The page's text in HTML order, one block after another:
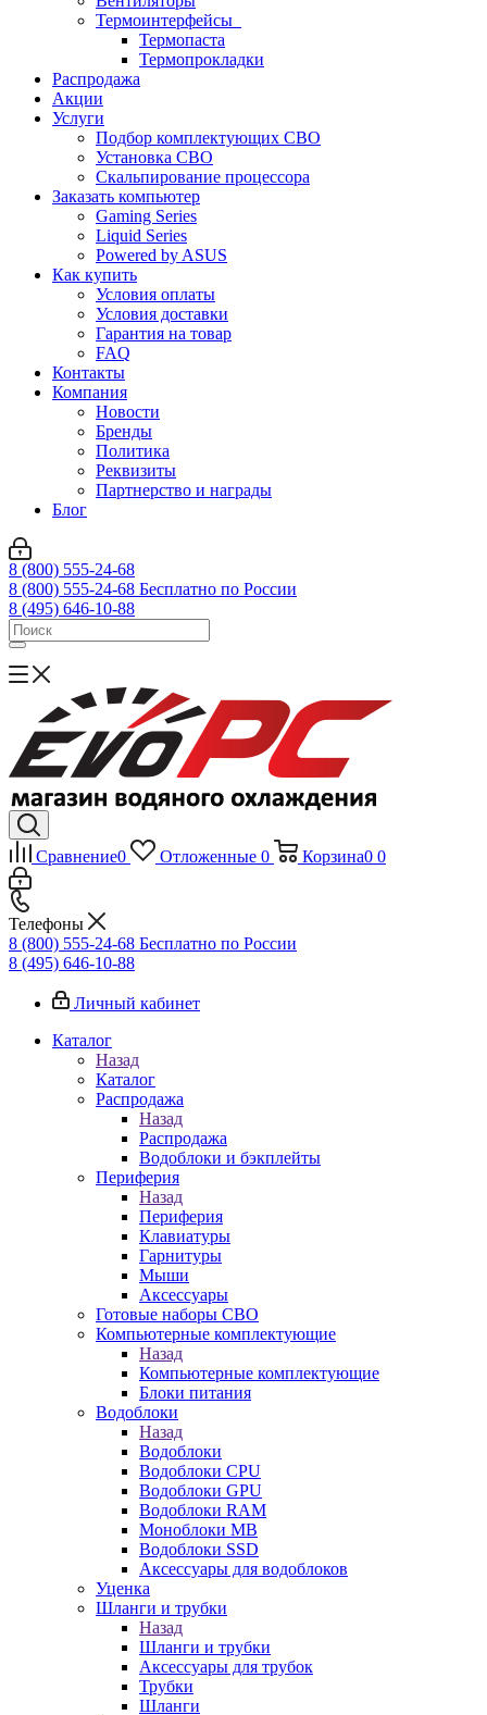
Термоинтерфейсы
Термопаста
Термопрокладки
Распродажа
Акции
Услуги
Подбор комплектующих СВО
Установка СВО
Скальпирование процессора
Заказать компьютер
Gaming Series
Liquid Series
Powered by ASUS
Как купить
Условия оплаты
Условия доставки
Гарантия на товар
FAQ
Контакты
Компания
Новости
Бренды
Политика
Реквизиты
Партнерство и награды
Блог
8 (800) 555-24-68
8 (800) 555-24-68 Бесплатно по России
8 (495) 646-10-88
Сравнение0 Отложенные 0 Корзина0 0
Телефоны
8 (800) 555-24-68 Бесплатно по России
8 (495) 646-10-88
Личный кабинет
Каталог
Назад
Каталог
Распродажа
Назад
Распродажа
Водоблоки и бэкплейты
Периферия
Назад
Периферия
Клавиатуры
Гарнитуры
Мыши
Аксессуары
Готовые наборы СВО
Компьютерные комплектующие
Назад
Компьютерные комплектующие
Блоки питания
Водоблоки
Назад
Водоблоки
Водоблоки CPU
Водоблоки GPU
Водоблоки RAM
Моноблоки MB
Водоблоки SSD
Аксессуары для водоблоков
Уценка
Шланги и трубки
Назад
Шланги и трубки
Аксессуары для трубок
Трубки
Шланги